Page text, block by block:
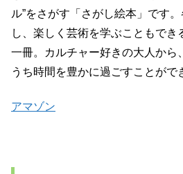
ル”をさがす「さがし絵本」です
し、楽しく芸術を学ぶこともでき
一冊。カルチャー好きの大人から
うち時間を豊かに過ごすことがで
アマゾン